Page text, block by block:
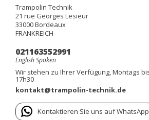
Trampolin Technik
21 rue Georges Lesieur
33000Bordeaux
FRANKREICH
021163552991
English Spoken
Wir stehen zu Ihrer Verfügung, Montags
17h30
kontakt@trampolin-technik.de
Kontaktieren Sie uns auf WhatsApp